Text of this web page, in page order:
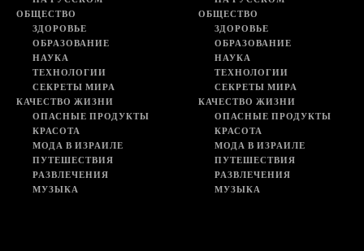
ОБЩЕСТВО
ЗДОРОВЬЕ
ОБРАЗОВАНИЕ
НАУКА
ТЕХНОЛОГИИ
СЕКРЕТЫ МИРА
КАЧЕСТВО ЖИЗНИ
ОПАСНЫЕ ПРОДУКТЫ
КРАСОТА
МОДА В ИЗРАИЛЕ
ПУТЕШЕСТВИЯ
РАЗВЛЕЧЕНИЯ
МУЗЫКА
ОБЩЕСТВО
ЗДОРОВЬЕ
ОБРАЗОВАНИЕ
НАУКА
ТЕХНОЛОГИИ
СЕКРЕТЫ МИРА
КАЧЕСТВО ЖИЗНИ
ОПАСНЫЕ ПРОДУКТЫ
КРАСОТА
МОДА В ИЗРАИЛЕ
ПУТЕШЕСТВИЯ
РАЗВЛЕЧЕНИЯ
МУЗЫКА